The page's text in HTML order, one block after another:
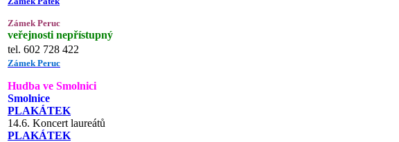
Zámek Peruc
veřejnosti nepřístupný
tel. 602 728 422
Zámek Peruc
Hudba ve Smolnici
Smolnice
PLAKÁTEK
14.6. Koncert laureátů
PLAKÁTEK